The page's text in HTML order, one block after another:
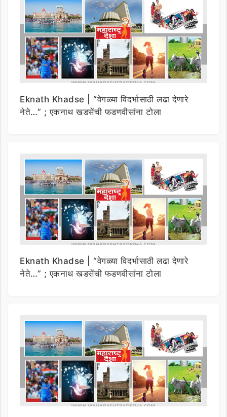
Eknath Khadse | “वेगळ्या विदर्भासाठी लढा देणारे
नेते…” ; एकनाथ खडसेंची फडणवीसांना टोला
Eknath Khadse | “वेगळ्या विदर्भासाठी लढा देणारे
नेते…” ; एकनाथ खडसेंची फडणवीसांना टोला